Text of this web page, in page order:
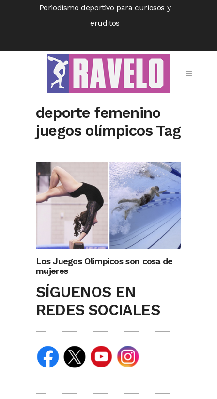
Periodismo deportivo para curiosos y
eruditos
deporte femenino
juegos olímpicos Tag
Los Juegos Olímpicos son cosa de
mujeres
SÍGUENOS EN
REDES SOCIALES